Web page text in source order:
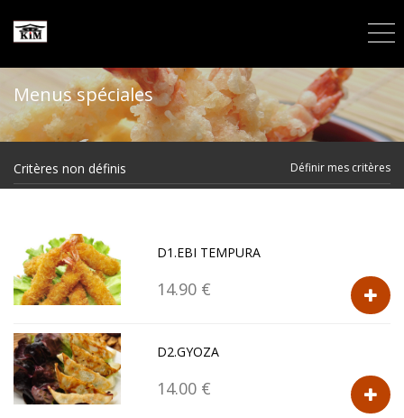
Menus spéciales
Critères non définis Définir mes critères
D1.EBI TEMPURA
14.90 €
D2.GYOZA
14.00 €